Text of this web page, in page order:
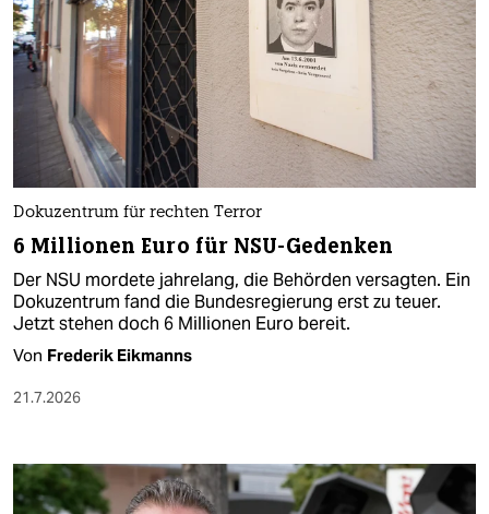
Dokuzentrum für rechten Terror
6 Millionen Euro für NSU-Gedenken
Der NSU mordete jahrelang, die Behörden versagten. Ein
Dokuzentrum fand die Bundesregierung erst zu teuer.
Jetzt stehen doch 6 Millionen Euro bereit.
Von Frederik Eikmanns
21.7.2026